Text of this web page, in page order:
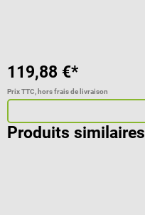
119,88 €*
Prix TTC, hors frais de livraison
Produits similaires